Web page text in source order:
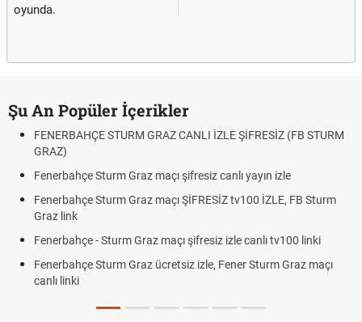
oyunda.
Şu An Popüler İçerikler
FENERBAHÇE STURM GRAZ CANLI İZLE ŞİFRESİZ (FB STURM
GRAZ)
Fenerbahçe Sturm Graz maçı şifresiz canlı yayın izle
Fenerbahçe Sturm Graz maçı ŞİFRESİZ tv100 İZLE, FB Sturm
Graz link
Fenerbahçe - Sturm Graz maçı şifresiz izle canlı tv100 linki
Fenerbahçe Sturm Graz ücretsiz izle, Fener Sturm Graz maçı
canlı linki